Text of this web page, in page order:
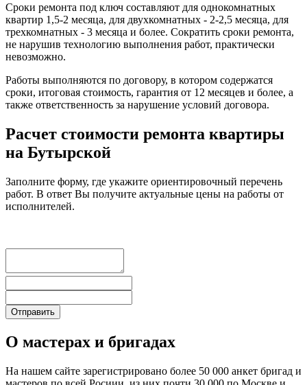
Сроки ремонта под ключ составляют для однокомнатных
квартир 1,5-2 месяца, для двухкомнатных - 2-2,5 месяца, для
трехкомнатных - 3 месяца и более. Сократить сроки ремонта,
не нарушив технологию выполнения работ, практически
невозможно.
Работы выполняются по договору, в котором содержатся
сроки, итоговая стоимость, гарантия от 12 месяцев и более, а
также ответственность за нарушение условий договора.
Расчет стоимости ремонта квартиры
на Бутырской
Заполните форму, где укажите ориентировочный перечень
работ. В ответ Вы получите актуальные цены на работы от
исполнителей.
О мастерах и бригадах
На нашем сайте зарегистрировано более 50 000 анкет бригад и